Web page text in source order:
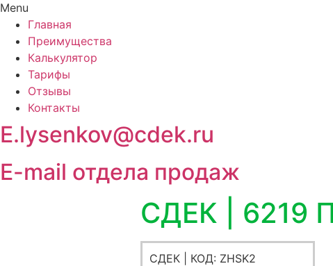
Menu
Главная
Преимущества
Калькулятор
Тарифы
Отзывы
Контакты
E.lysenkov@cdek.ru
E-mail отдела продаж
СДЕК | 6219
СДЕК | КОД: ZHSK2